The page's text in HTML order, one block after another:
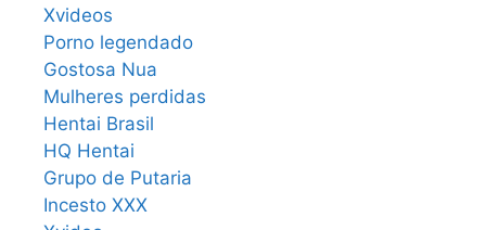
Xvideos
Porno legendado
Gostosa Nua
Mulheres perdidas
Hentai Brasil
HQ Hentai
Grupo de Putaria
Incesto XXX